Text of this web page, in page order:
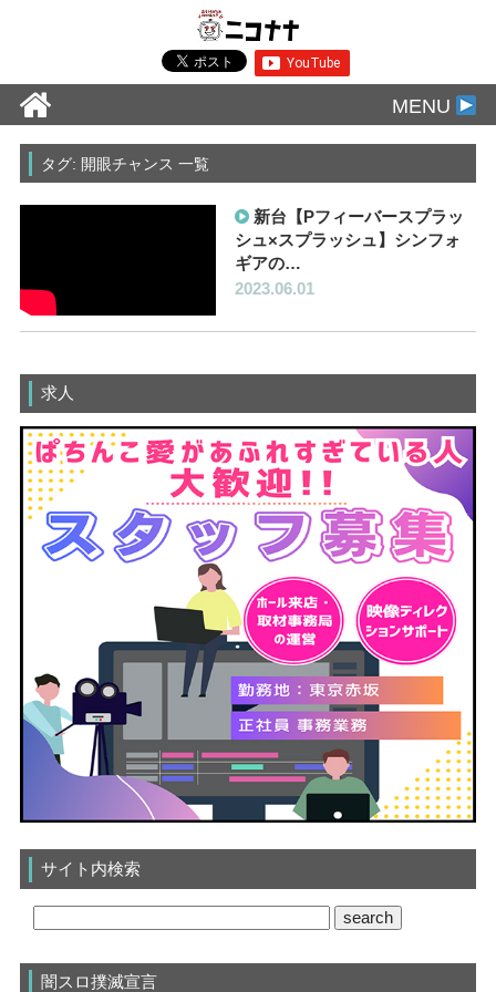
MENU
タグ: 開眼チャンス 一覧
新台【Pフィーバースプラッ
シュ×スプラッシュ】シンフォ
ギアの…
2023.06.01
求人
サイト内検索
闇スロ撲滅宣言